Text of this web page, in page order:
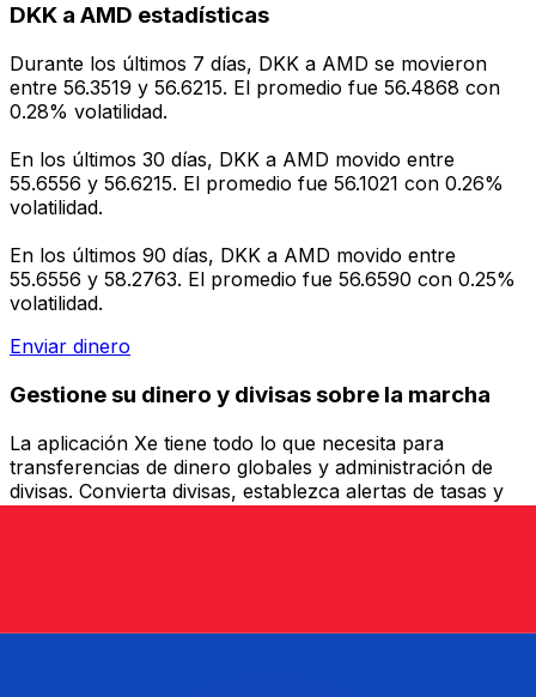
DKK a AMD estadísticas
Durante los últimos 7 días, DKK a AMD se movieron
entre 56.3519 y 56.6215. El promedio fue 56.4868 con
0.28% volatilidad.
En los últimos 30 días, DKK a AMD movido entre
55.6556 y 56.6215. El promedio fue 56.1021 con 0.26%
volatilidad.
En los últimos 90 días, DKK a AMD movido entre
55.6556 y 58.2763. El promedio fue 56.6590 con 0.25%
volatilidad.
Enviar dinero
Gestione su dinero y divisas sobre la marcha
La aplicación Xe tiene todo lo que necesita para
transferencias de dinero globales y administración de
divisas. Convierta divisas, establezca alertas de tasas y